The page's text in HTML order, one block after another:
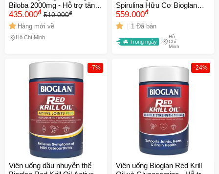
Biloba 2000mg - Hỗ trợ tăng
cường trí nhớ và sự tập
trung, cải thiện chức năng
não bộ hữu ích cho người
trưởng thành
435.000đ 510.000đ
Hàng mới về
Hồ Chí Minh
Spirulina Hữu Cơ Bioglan
1000mg - Hỗ Trợ Tim Mạch,
Tăng Cường Sức Khỏe và
Chống Oxy Hóa - 200 Viên
Chính Hãng
559.000đ
1 Đã bán
Trong ngày
Hồ
Chí
Minh
-7%
Viên uống dầu nhuyễn thể
-24%
Viên uống Bioglan Red Krill